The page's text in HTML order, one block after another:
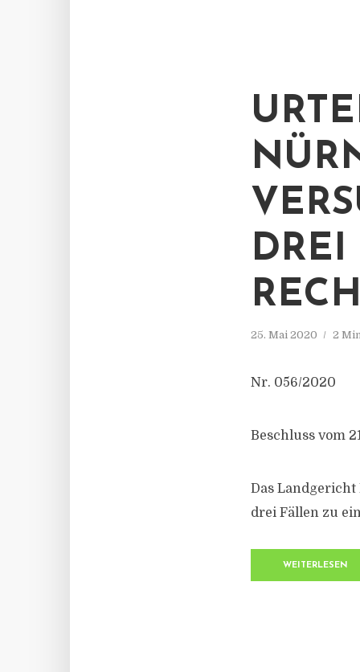
25. Mai 2020 2
Nr. 056/2020
Beschluss vom
Das
drei Fällen zu
WEITERLESEN